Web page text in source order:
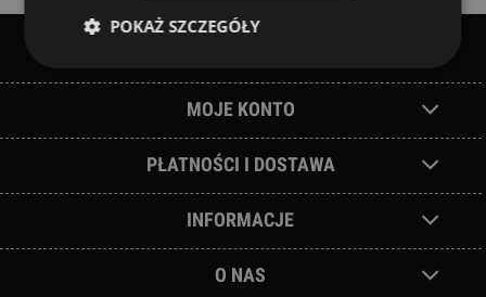
MOJE KONTO
PŁATNOŚCI I DOSTAWA
INFORMACJE
O NAS
POKAŻ SZCZEGÓŁY